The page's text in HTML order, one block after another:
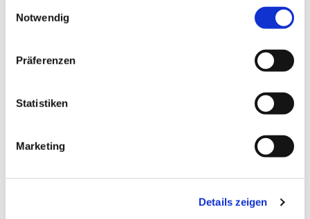
Notwendig
Präferenzen
Statistiken
Marketing
Details zeigen
Heimat 27 - 14165 Berlin